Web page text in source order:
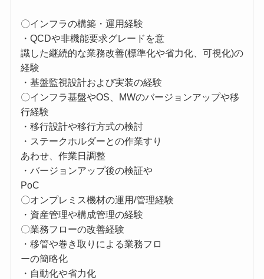
〇インフラの構築・運用経験
・QCDや非機能要求グレードを意
識した継続的な業務改善(標準化や省力化、可視化)の
経験
・基盤監視設計および実装の経験
〇インフラ基盤やOS、MWのバージョンアップや移
行経験
・移行設計や移行方式の検討
・ステークホルダーとの作業すり
あわせ、作業日調整
・バージョンアップ後の検証や
PoC
〇オンプレミス機材の運用/管理経験
・資産管理や構成管理の経験
〇業務フローの改善経験
・移管や巻き取りによる業務フロ
ーの簡略化
・自動化や省力化